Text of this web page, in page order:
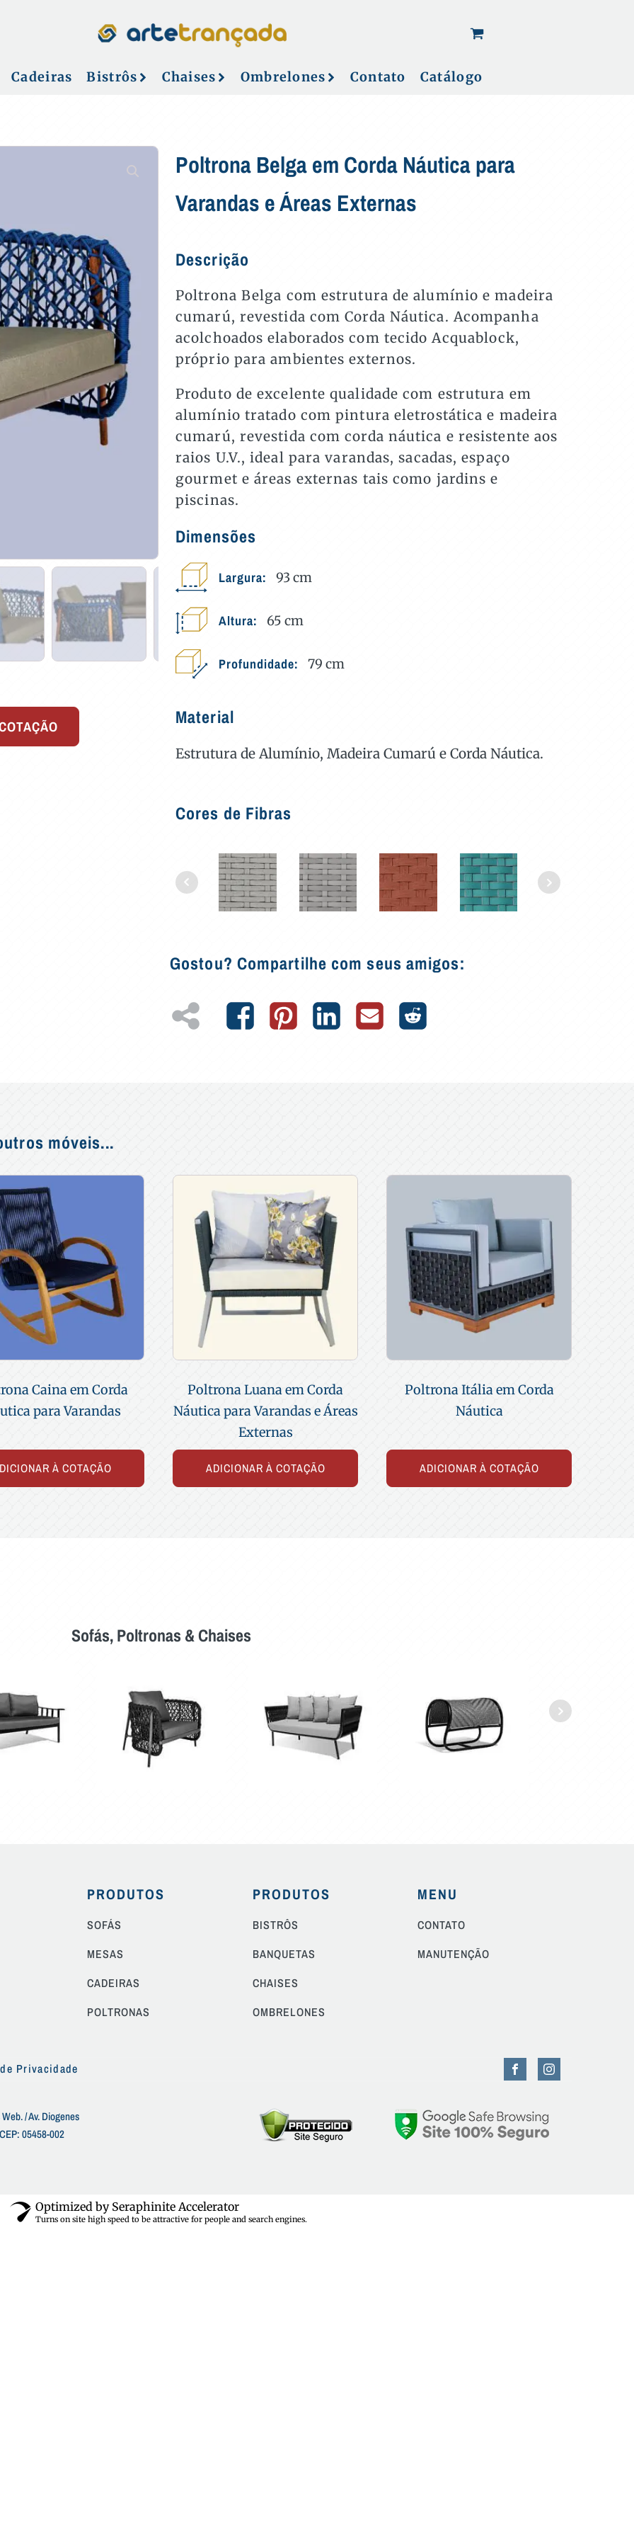
Cadeiras Bistrôs Chaises Ombrelones Contato Catálogo
Poltrona Belga em Corda Náutica para
Varandas e Áreas Externas
Descrição
Poltrona Belga com estrutura de alumínio e madeira
cumarú, revestida com Corda Náutica. Acompanha
acolchoados elaborados com tecido Acquablock,
próprio para ambientes externos.
Produto de excelente qualidade com estrutura em
alumínio tratado com pintura eletrostática e madeira
cumarú, revestida com corda náutica e resistente aos
raios U.V., ideal para varandas, sacadas, espaço
gourmet e áreas externas tais como jardins e
piscinas.
Dimensões
Largura: 93cm
Altura: 65 cm
Profundidade: 79 cm
Material
Estrutura de Alumínio, Madeira Cumarú e Corda Náutica.
Cores de Fibras
Gostou? Compartilhe com seus amigos:
móveis...
Caina em Corda
para Varandas
À COTAÇÃO
Poltrona Luana em Corda
Náutica para Varandas e Áreas
Externas
ADICIONAR À COTAÇÃO
Poltrona Itália em Corda
Náutica
ADICIONAR À COTAÇÃO
Sofás, Poltronas & Chaises
PRODUTOS
SOFÁS
MESAS
CADEIRAS
POLTRONAS
PRODUTOS
BISTRÔS
BANQUETAS
CHAISES
OMBRELONES
MENU
CONTATO
MANUTENÇÃO
Privacidade
/ Av. Diogenes
05458-002
Optimized by Seraphinite Accelerator
Turns on site high speed to be attractive for people and search engines.